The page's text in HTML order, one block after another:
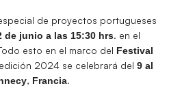
de proyectos portugueses
de junio a las 15:30 hrs. en el
esto en el marco del Festival
2024 se celebrará del 9 al
, Francia.